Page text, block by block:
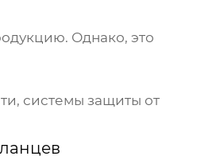
Однако, это
системы защиты от